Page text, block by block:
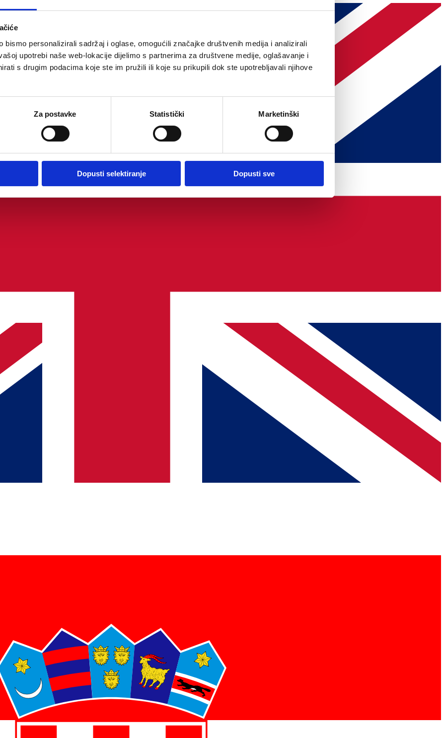
bismo personalizirali sadržaj i oglase, omogućili značajke društvenih medija i analizirali
upotrebi naše web-lokacije dijelimo s partnerima za društvene medije, oglašavanje i
s drugim podacima koje ste im pružili ili koje su prikupili dok ste upotrebljavali njihove
Za postavke Statistički Marketinški
Dopusti selektiranje Dopusti sve